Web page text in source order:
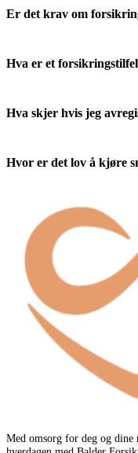
Er det krav om
Hva er et
Hva skjer hvis jeg
Hvor er det lov å kjøre
Med omsorg for deg og